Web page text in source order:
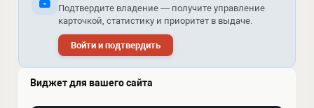
Подтвердите владение — получите управление
карточкой, статистику и приоритет в выдаче.
Войти и подтвердить
Виджет для вашего сайта